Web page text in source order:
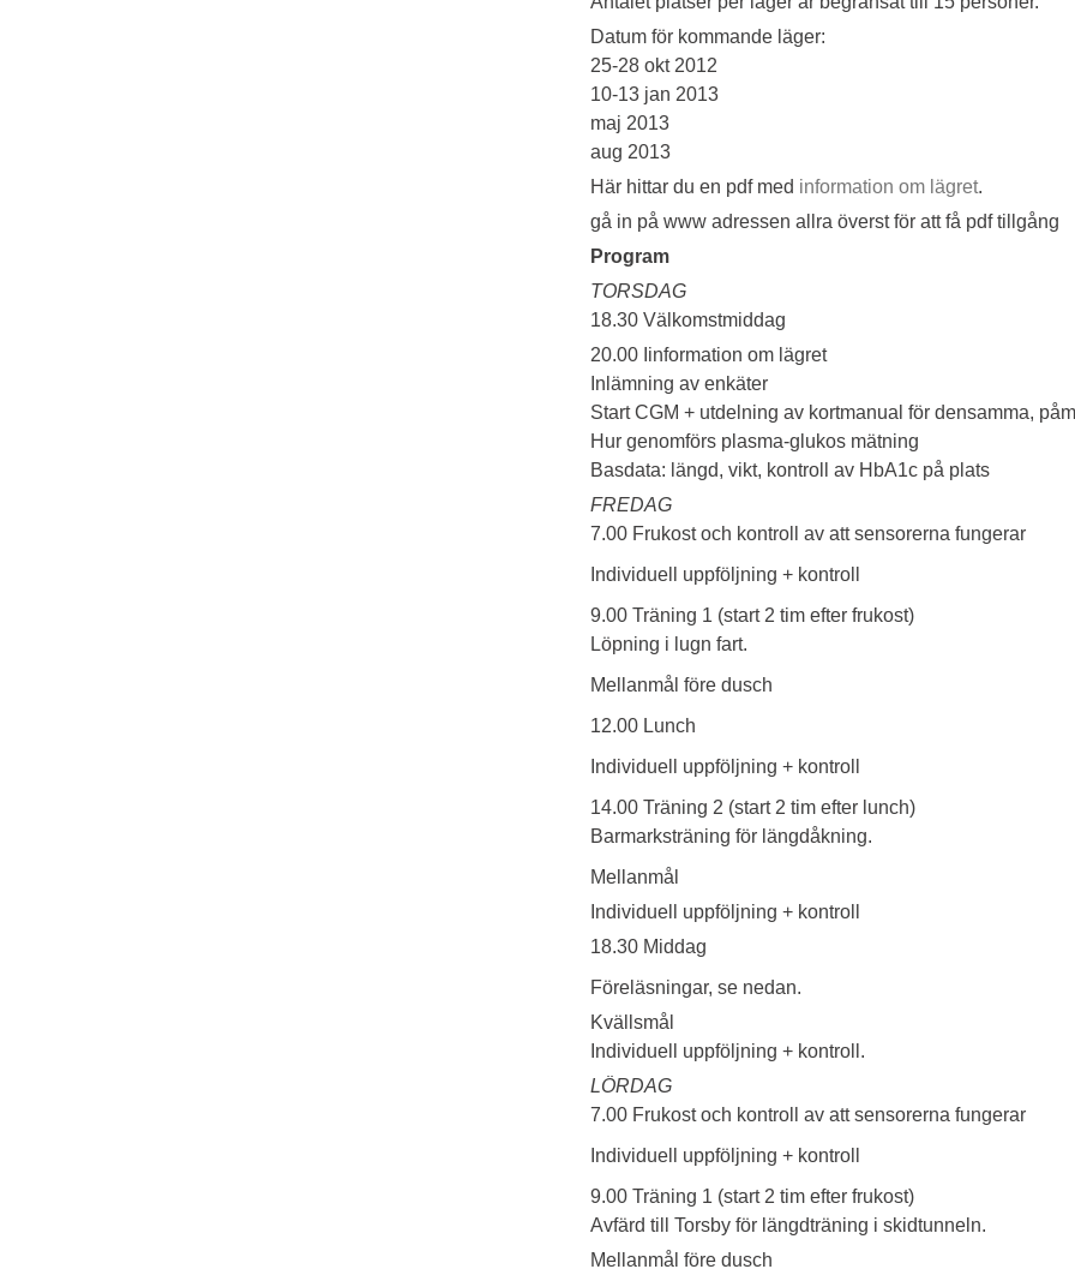
Datum för kommande läger:
25-28 okt 2012
10-13 jan 2013
maj 2013
aug 2013
Här hittar du en pdf med information om lägret.
gå in på www adressen allra överst för att få pdf tillgång
Program
TORSDAG
18.30 Välkomstmiddag
20.00 Iinformation om lägret
Inlämning av enkäter
Start CGM + utdelning av kortmanual för densamma,
Hur genomförs plasma-glukos mätning
Basdata: längd, vikt, kontroll av HbA1c på plats
FREDAG
7.00 Frukost och kontroll av att sensorerna fungerar
Individuell uppföljning + kontroll
9.00 Träning 1 (start 2 tim efter frukost)
Löpning i lugn fart.
Mellanmål före dusch
12.00 Lunch
Individuell uppföljning + kontroll
14.00 Träning 2 (start 2 tim efter lunch)
Barmarksträning för längdåkning.
Mellanmål
Individuell uppföljning + kontroll
18.30 Middag
Föreläsningar, se nedan.
Kvällsmål
Individuell uppföljning + kontroll.
LÖRDAG
7.00 Frukost och kontroll av att sensorerna fungerar
Individuell uppföljning + kontroll
9.00 Träning 1 (start 2 tim efter frukost)
Avfärd till Torsby för längdträning i skidtunneln.
Mellanmål före dusch